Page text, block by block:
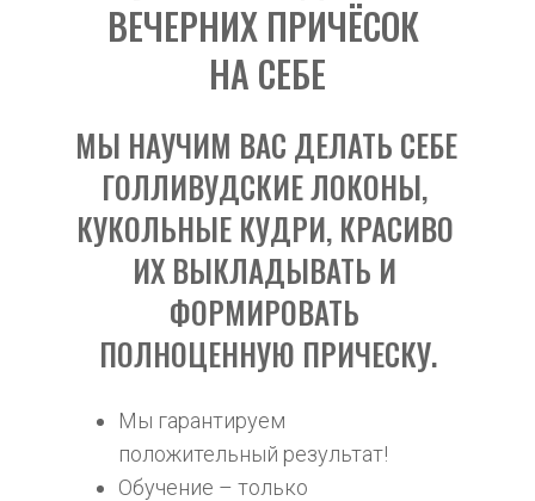
ВЕЧЕРНИХ ПРИЧЁСОК
НА СЕБЕ
МЫ НАУЧИМ ВАС ДЕЛАТЬ СЕБЕ
ГОЛЛИВУДСКИЕ ЛОКОНЫ,
КУКОЛЬНЫЕ КУДРИ, КРАСИВО
ИХ ВЫКЛАДЫВАТЬ И
ФОРМИРОВАТЬ
ПОЛНОЦЕННУЮ ПРИЧЕСКУ.
Мы гарантируем
положительный результат!
Обучение – только